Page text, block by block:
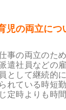
児の両立につ
事の両立のた
遣社員などの
として継続的
れている時短
定時よりも時